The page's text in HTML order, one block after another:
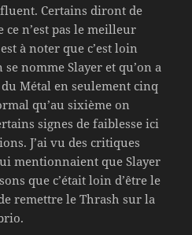
Certains diront de
n’est pas le meilleur
à noter que c’est loin
nomme Slayer et qu’on a
Métal en seulement cinq
qu’au sixième on
signes de faiblesse ici
J’ai vu des critiques
mentionnaient que Slayer
que c’était loin d’être le
remettre le Thrash sur la